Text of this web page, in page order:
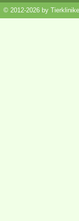
© 2012-2026 by